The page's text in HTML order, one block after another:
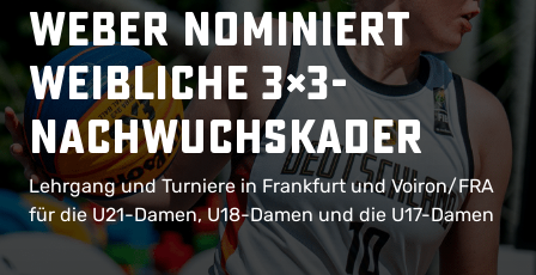
Weber nominiert
weibliche 3×3-
Nachwuchskader
Lehrgang und Turniere in Frankfurt und Voiron/FRA
für die U21-Damen, U18-Damen und die U17-Damen